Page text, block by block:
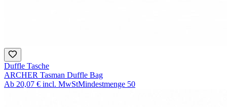
Duffle Tasche
ARCHER Tasman Duffle Bag
Ab 20,07 € incl. MwStMindestmenge 50